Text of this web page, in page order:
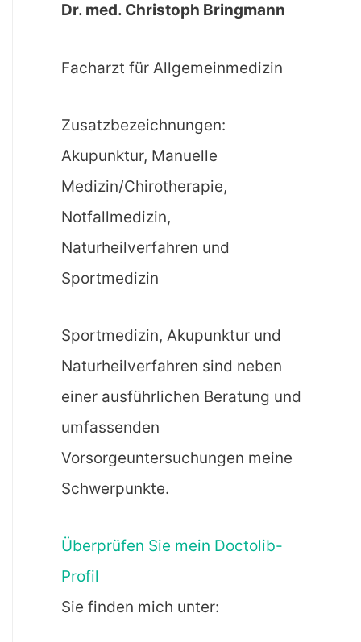
Dr. med. Christoph Bringmann
Facharzt für Allgemeinmedizin
Zusatzbezeichnungen:
Akupunktur, Manuelle
Medizin/Chirotherapie,
Notfallmedizin,
Naturheilverfahren und
Sportmedizin
Sportmedizin, Akupunktur und
Naturheilverfahren sind neben
einer ausführlichen Beratung und
umfassenden
Vorsorgeuntersuchungen meine
Schwerpunkte.
Überprüfen Sie mein Doctolib-
Profil
Sie finden mich unter: